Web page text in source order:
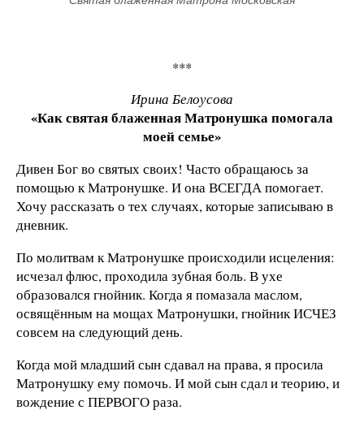
***
Ирина Белоусова
«Как святая блаженная Матронушка помогала
моей семье»
Дивен Бог во святых своих! Часто обращаюсь за
помощью к Матронушке. И она ВСЕГДА помогает.
Хочу рассказать о тех случаях, которые записываю в
дневник.
По молитвам к Матронушке происходили исцеления:
исчезал флюс, проходила зубная боль. В ухе
образовался гнойник. Когда я помазала маслом,
освящённым на мощах Матронушки, гнойник ИСЧЕЗ
совсем на следующий день.
Когда мой младший сын сдавал на права, я просила
Матронушку ему помочь. И мой сын сдал и теорию, и
вождение с ПЕРВОГО раза.